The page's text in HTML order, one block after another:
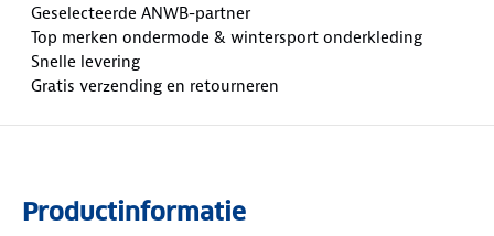
Geselecteerde ANWB-partner
Top merken ondermode & wintersport onderkleding
Snelle levering
Gratis verzending en retourneren
Productinformatie